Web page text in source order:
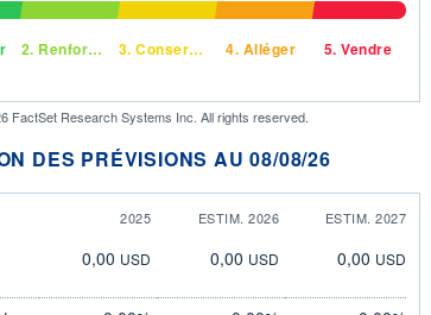
2. Renforcer 3. Conserver 4. Alléger 5. Vendre
FactSet Research Systems Inc. All rights reserved.
DES PRÉVISIONS AU 08/08/26
2025 ESTIM. 2026 ESTIM. 2027
0,00 USD 0,00 USD 0,00 USD